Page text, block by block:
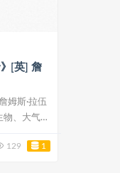
[英] 詹
姆斯·拉伍
、大气、
129 1